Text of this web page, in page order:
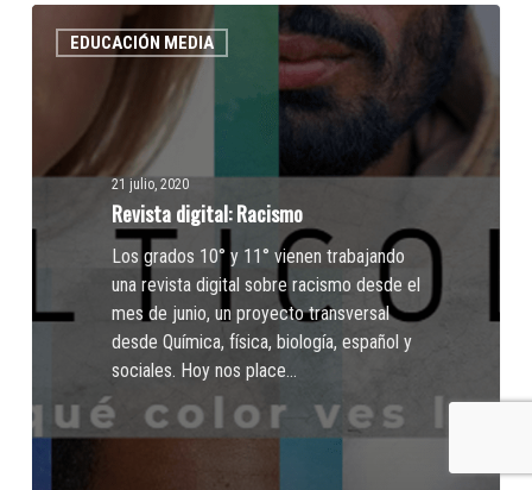
EDUCACIÓN MEDIA
digital:
21 julio, 2020
Revista digital: Racismo
Los grados 10° y 11° vienen trabajando
una revista digital sobre racismo desde el
mes de junio, un proyecto transversal
desde Química, física, biología, español y
sociales. Hoy nos place…